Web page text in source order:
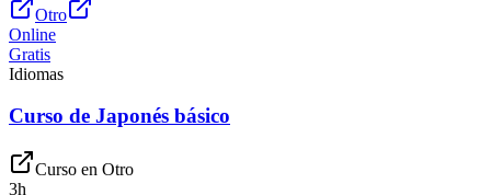
Otro
Online
Gratis
Idiomas
Curso de Japonés básico
Curso en Otro
3h